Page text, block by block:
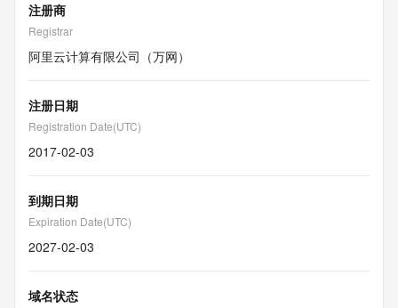
注册商
Registrar
阿里云计算有限公司（万网）
注册日期
Registration Date(UTC)
2017-02-03
到期日期
Expiration Date(UTC)
2027-02-03
域名状态